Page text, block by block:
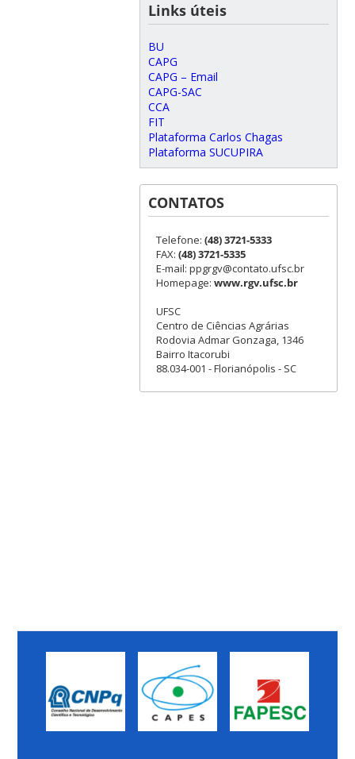
Links úteis
BU
CAPG
CAPG – Email
CAPG-SAC
CCA
FIT
Plataforma Carlos Chagas
Plataforma SUCUPIRA
CONTATOS
Telefone: (48) 3721-5333
FAX: (48) 3721-5335
E-mail: ppgrgv@contato.ufsc.br
Homepage: www.rgv.ufsc.br
UFSC
Centro de Ciências Agrárias
Rodovia Admar Gonzaga, 1346
Bairro Itacorubi
88.034-001 - Florianópolis - SC